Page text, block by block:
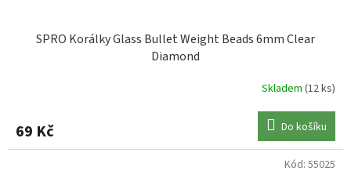
SPRO Korálky Glass Bullet Weight Beads 6mm Clear
Diamond
Skladem (12 ks)
69 Kč Do košíku
Kód: 55025